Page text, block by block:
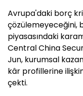
Avrupa'daki borç
çözülemeyeceğini,
piyasasındaki
Central China
Jun, kurumsal
kâr profillerine
çekti.